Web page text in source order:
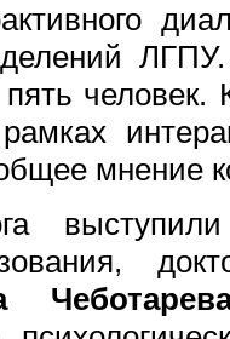
мнение